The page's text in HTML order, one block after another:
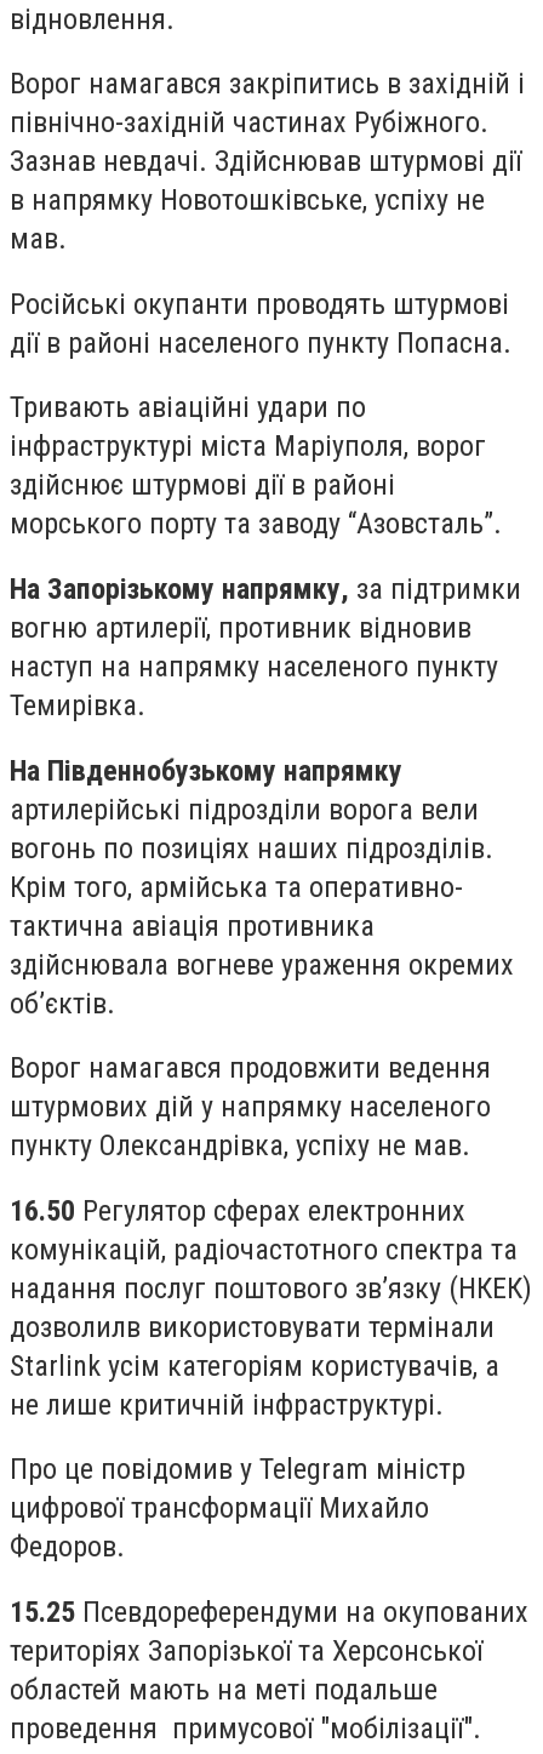
відновлення.
Ворог намагався закріпитись в західній і
північно-західній частинах Рубіжного.
Зазнав невдачі. Здійснював штурмові дії
в напрямку Новотошківське, успіху не
мав.
Російські окупанти проводять штурмові
дії в районі населеного пункту Попасна.
Тривають авіаційні удари по
інфраструктурі міста Маріуполя, ворог
здійснює штурмові дії в районі
морського порту та заводу “Азовсталь”.
На Запорізькому напрямку, за підтримки
вогню артилерії, противник відновив
наступ на напрямку населеного пункту
Темирівка.
На Південнобузькому напрямку
артилерійські підрозділи ворога вели
вогонь по позиціях наших підрозділів.
Крім того, армійська та оперативно-
тактична авіація противника
здійснювала вогневе ураження окремих
об’єктів.
Ворог намагався продовжити ведення
штурмових дій у напрямку населеного
пункту Олександрівка, успіху не мав.
16.50 Регулятор сферах електронних
комунікацій, радіочастотного спектра та
надання послуг поштового зв’язку (НКЕК)
дозволилв використовувати термінали
Starlink усім категоріям користувачів, а
не лише критичній інфраструктурі.
Про це повідомив у Telegram міністр
цифрової трансформації Михайло
Федоров.
15.25 Псевдореферендуми на окупованих
територіях Запорізької та Херсонської
областей мають на меті подальше
проведення примусової "мобілізації".